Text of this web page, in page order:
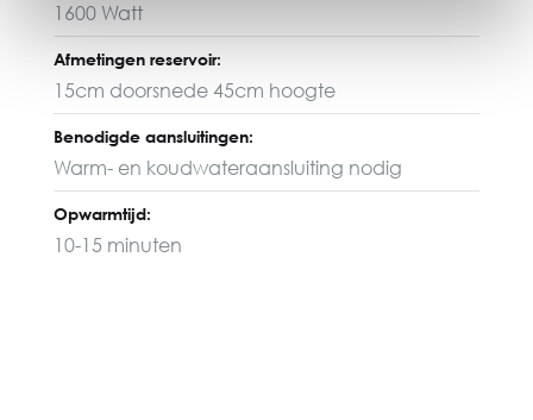
1600 Watt
Afmetingen reservoir:
15cm doorsnede 45cm hoogte
Benodigde aansluitingen:
Warm- en koudwateraansluiting nodig
Opwarmtijd:
10-15 minuten